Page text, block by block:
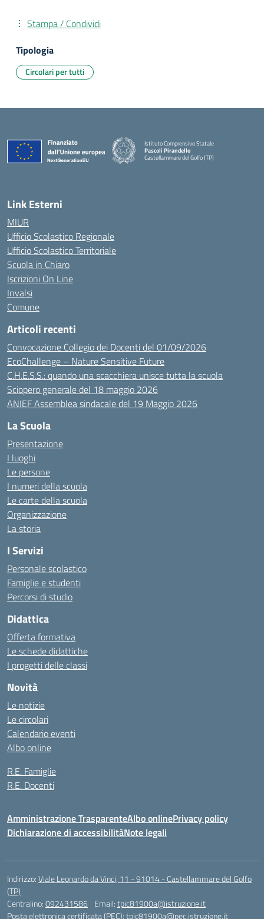
Stampa / Condividi
Tipologia
Circolari per tutti
Istituto Comprensivo Statale
Pascoli Pirandello
Castellammare del Golfo (TP)
Link Esterni
MIUR
Ufficio Scolastico Regionale
Ufficio Scolastico Territoriale
Scuola in Chiaro
Iscrizioni On Line
Invalsi
Comune
Articoli recenti
Convocazione Collegio dei Docenti del 01/09/2026
EcoChallenge – Nature Sensitive Future
C.H.E.S.S.: quando una scacchiera unisce tutta la scuola
Sciopero generale del 18 maggio 2026
ANIEF Assemblea sindacale del 19 Maggio 2026
La Scuola
Presentazione
I luoghi
Le persone
I numeri della scuola
Le carte della scuola
Organizzazione
La storia
I Servizi
Personale scolastico
Famiglie e studenti
Percorsi di studio
Didattica
Offerta formativa
Le schede didattiche
I progetti delle classi
Novità
Le notizie
Le circolari
Calendario eventi
Albo online
R.E. Famiglie
R.E. Docenti
Amministrazione TrasparenteAlbo onlinePrivacy policy
Dichiarazione di accessibilitàNote legali
Indirizzo:Viale Leonardo da Vinci, 11 - 91014 - Castellammare del Golfo
(TP)
Centralino:092431586 Email:tpic81900a@istruzione.it
Posta elettronica certificata (PEC):tpic81900a@pec.istruzione.it